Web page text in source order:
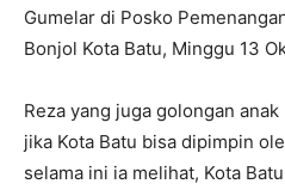
Gumelar di Posko
Bonjol Kota Batu, Minggu 13
Reza yang juga golongan
jika Kota Batu bisa dipimpin
selama ini ia melihat, Kota